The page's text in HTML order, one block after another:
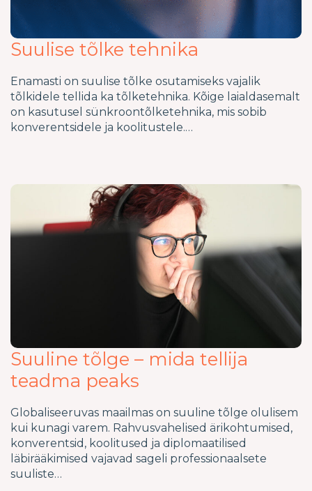
Suulise tõlke tehnika
Enamasti on suulise tõlke osutamiseks vajalik
tõlkidele tellida ka tõlketehnika. Kõige laialdasemalt
on kasutusel sünkroontõlketehnika, mis sobib
konverentsidele ja koolitustele.…
Suuline tõlge – mida tellija
teadma peaks
Globaliseeruvas maailmas on suuline tõlge olulisem
kui kunagi varem. Rahvusvahelised ärikohtumised,
konverentsid, koolitused ja diplomaatilised
läbirääkimised vajavad sageli professionaalsete
suuliste…